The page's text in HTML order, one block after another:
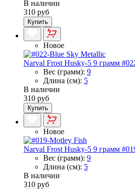
В наличии
310 руб
Купить
Новое
Narval Frost Husky-5 9 грамм
Вес (грамм): 9
Длина (см): 5
В наличии
310 руб
Купить
Новое
Narval Frost Husky-5 9 грамм
Вес (грамм): 9
Длина (см): 5
В наличии
310 руб